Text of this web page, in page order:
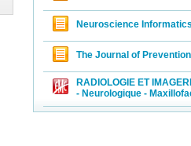
Neuroscience
The Journal of
RADIOLOGIE ET
- Neurologique -